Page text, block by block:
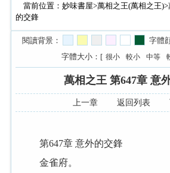
當前位置： 妙味書屋>萬相之王(萬相之王)>
的交鋒
閱讀背景：
字體
字體大小：[ 很小 較小 中等
萬相之王 第647章 意
上一章 返回列表
第647章 意外的交鋒
金雀府。